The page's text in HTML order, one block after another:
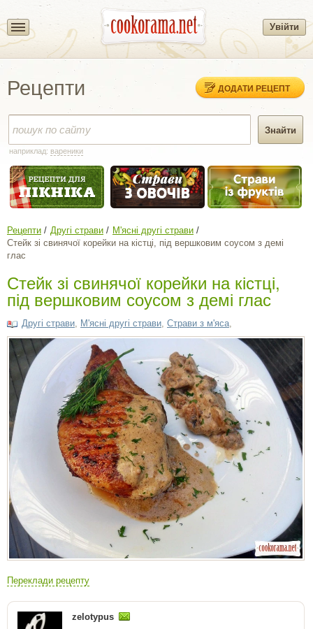
Увійти
Рецепти ДОДАТИ РЕЦЕПТ
наприклад: вареники
Рецепти Другі страви
М'ясні другі страви
Стейк зі свинячої корейки на кістці, під вершковим соусом з демі
глас
Стейк зі свинячої корейки на кістці,
під вершковим соусом з демі глас
Другі страви М'ясні другі страви Страви з м'яса
Переклади рецепту
zelotypus